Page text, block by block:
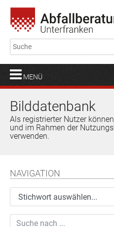
MENÜ
Bilddatenbank
Als registrierter Nutzer
und im Rahmen der
verwenden.
NAVIGATION